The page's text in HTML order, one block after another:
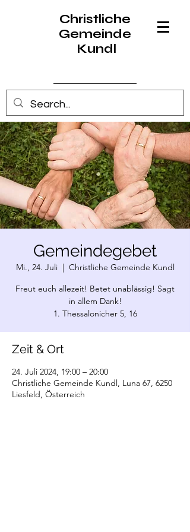
Christliche
Gemeinde
Kundl
Anmelden
Gemeindegebet
Mi., 24. Juli
  |
Christliche Gemeinde Kundl
Freut euch allezeit! Betet unablässig! Sagt
in allem Dank!
1. Thessalonicher 5, 16
Zeit & Ort
24. Juli 2024, 19:00 – 20:00
Christliche Gemeinde Kundl, Luna 67, 6250
Liesfeld, Österreich